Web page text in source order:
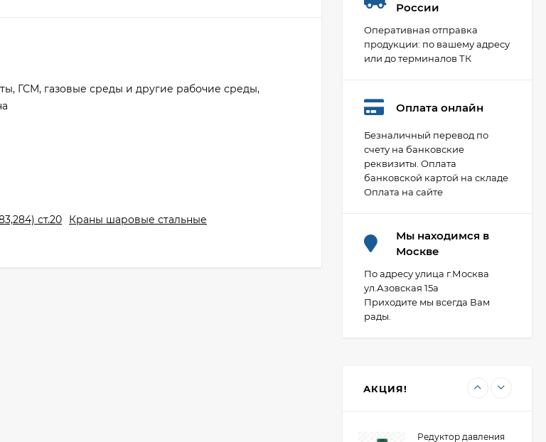
ГСМ, газовые среды и другие рабочие среды,
ст.20 Краны шаровые стальные
России
Оперативная отправка
продукции: по вашему адресу
или до терминалов ТК
Оплата онлайн
Безналичный перевод по
счету на банковские
реквизиты. Оплата
банковской картой на складе
Оплата на сайте
Мы находимся в
Москве
По адресу улица г.Москва
ул.Азовская 15а
Приходите мы всегда Вам
рады.
АКЦИЯ!
Фланец плоский 50-
10-01-1-B-Ст.20-IV
ГОСТ 33259-2015 ВФЗ
расточенный под
втулку ПНД 100/110
PN10 Двн 128 LT ВФЗ
473,80
Редуктор давления